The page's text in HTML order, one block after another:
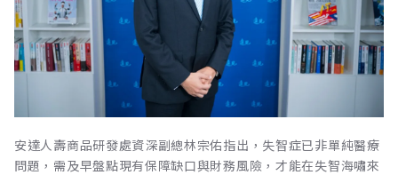
安達人壽商品研發處資深副總林宗佑指出，失智症已非單純醫療
問題，需及早盤點現有保障缺口與財務風險，才能在失智海嘯來